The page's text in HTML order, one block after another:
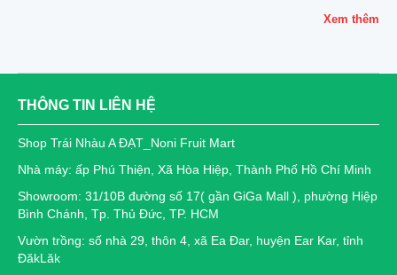
Xem thêm
THÔNG TIN LIÊN HỆ
Shop Trái Nhàu A ĐẠT_Noni Fruit Mart
Nhà máy: ấp Phú Thiện, Xã Hòa Hiệp, Thành Phố Hồ Chí Minh
Showroom: 31/10B đường số 17( gần GiGa Mall ), phường Hiệp
Bình Chánh, Tp. Thủ Đức, TP. HCM
Vườn trồng: số nhà 29, thôn 4, xã Ea Đar, huyện Ear Kar, tỉnh
ĐăkLăk